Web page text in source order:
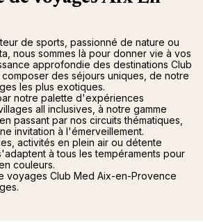
de sports, passionné de nature ou
nous sommes là pour donner vie à vos
approfondie des destinations Club
des séjours uniques, de notre
les plus exotiques.
notre palette d'expériences
all inclusives, à notre gamme
passant par nos circuits thématiques,
invitation à l'émerveillement.
activités en plein air ou détente
à tous les tempéraments pour
couleurs.
voyages Club Med Aix-en-Provence